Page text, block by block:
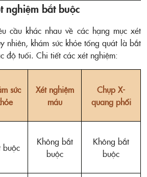
nghiệm bắt buộc
cầu khác nhau về các hạng mục xét
nhiên, khám sức khỏe tổng quát là bắt
độ tuổi. Chi tiết các xét nghiệm:
sức
Xét nghiệm
máu
Chụp X-
quang phổi
buộc
Không bắt
buộc
Không bắt
buộc